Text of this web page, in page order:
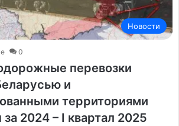
Новости
0
перевозки
и
территориями
2024 – I квартал 2025